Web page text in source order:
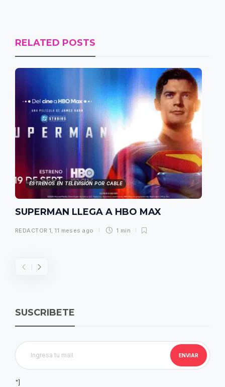
RELATED POSTS
ESTRENOS EN TELEVISIÓN POR CABLE
SUPERMAN LLEGA A HBO MAX
REDACTOR 1,11 meses ago 1 min
SUSCRIBETE
"]